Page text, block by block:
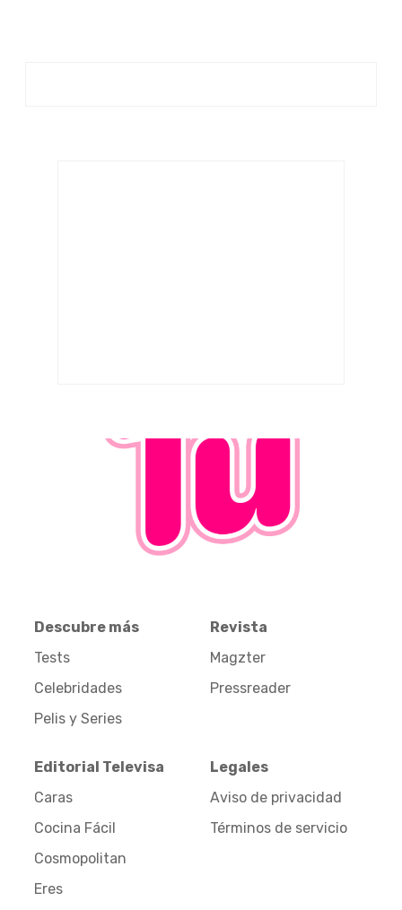
Descubre más
Tests
Celebridades
Pelis y Series
Revista
Magzter
Pressreader
Editorial Televisa
Caras
Cocina Fácil
Cosmopolitan
Eres
Legales
Aviso de privacidad
Términos de servicio